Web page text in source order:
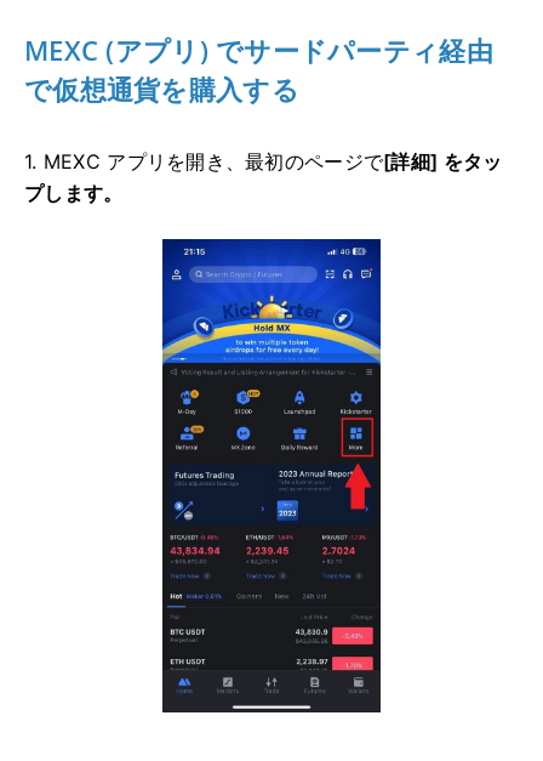
MEXC (アプリ) でサードパーティ経由
で仮想通貨を購入する
1. MEXC アプリを開き、最初のページで[詳細] をタッ
プします。